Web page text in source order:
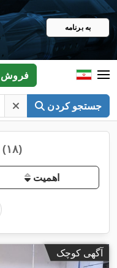
به برنامه
جستجو کردن
فروش
(۱۸)
اهمیت
آگهی کوچک